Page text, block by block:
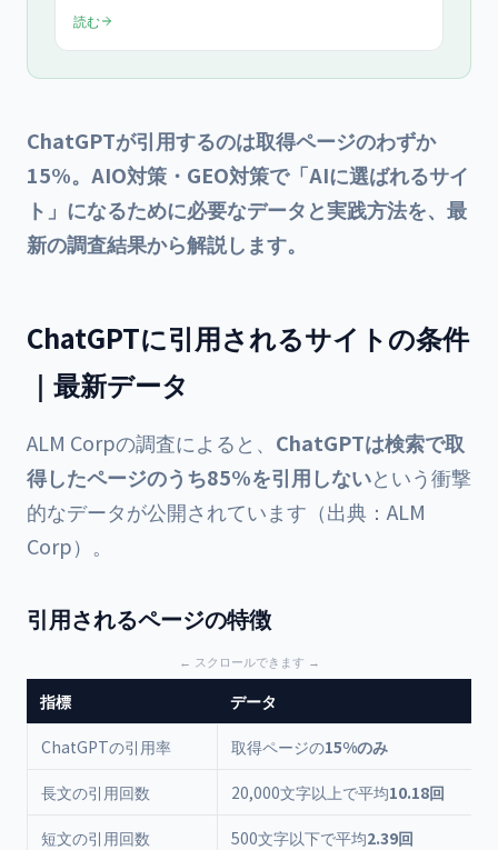
があります。引用条件の全体像とプラットフォーム別の違
読む
ChatGPTが引用するのは取得ページのわずか
15%。AIO対策・GEO対策で「AIに選ばれるサイ
ト」になるために必要なデータと実践方法を、最
新の調査結果から解説します。
ChatGPTに引用されるサイトの条件
｜最新データ
ALM Corpの調査によると、 ChatGPTは検索で取
得したページのうち85%を引用しないという衝撃
的なデータが公開されています（出典： ALM
Corp）。
引用されるページの特徴
指標 データ
ChatGPTの引用率 取得ページの15%のみ
長文の引用回数 20,000文字以上で平均10.18回
短文の引用回数 500文字以下で平均2.39回